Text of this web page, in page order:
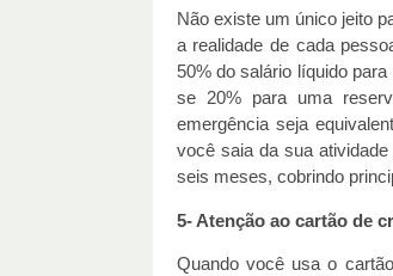
Não existe um único jeito
a realidade de cada
50% do salário líquido
se 20% para uma
emergência seja
você saia da sua
seis meses, cobrindo
5- Atenção ao cartão de
Quando você usa o